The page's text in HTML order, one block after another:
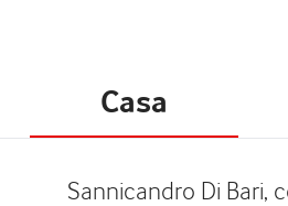
Casa
Sannicandro Di Bari,